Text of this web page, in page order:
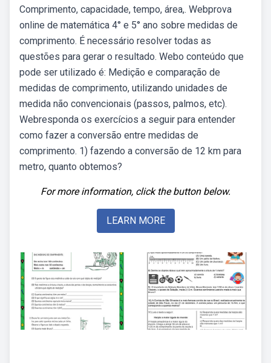
Comprimento, capacidade, tempo, área,. Webprova
online de matemática 4° e 5° ano sobre medidas de
comprimento. É necessário resolver todas as
questões para gerar o resultado. Webo conteúdo que
pode ser utilizado é: Medição e comparação de
medidas de comprimento, utilizando unidades de
medida não convencionais (passos, palmos, etc).
Webresponda os exercícios a seguir para entender
como fazer a conversão entre medidas de
comprimento. 1) fazendo a conversão de 12 km para
metro, quanto obtemos?
For more information, click the button below.
LEARN MORE